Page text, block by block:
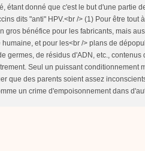
étant donné que c'est le but d'une partie
dits "anti" HPV.<br /> (1) Pour être tout
gros bénéfice pour les fabricants, mais
humaine, et pour les<br /> plans de
germes, de résidus d'ADN, etc., contenus
Seul un puissant conditionnement
que des parents soient assez
un crime d'empoisonnement dans